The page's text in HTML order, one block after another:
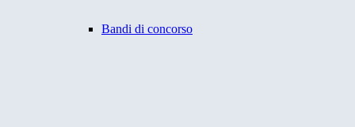
Bandi di concorso